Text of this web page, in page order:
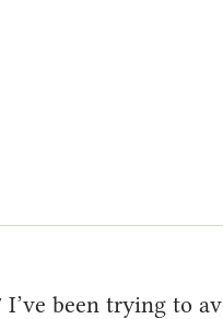
been trying to